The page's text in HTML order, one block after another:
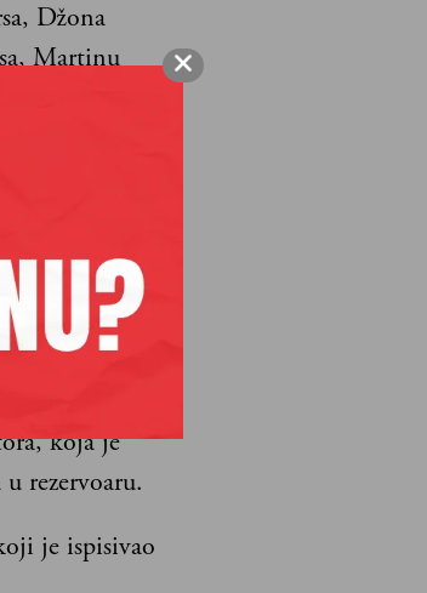
Džona
Martinu
su nastupali
turnir
Evrope i
u letu
koja je
rezervoaru.
je ispisivao